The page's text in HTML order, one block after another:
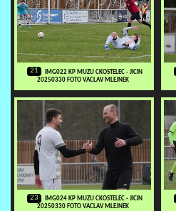
21
IMG022 KP MUZU CKOSTELEC - JICIN
20250330 FOTO VACLAV MLEJNEK
23
IMG024 KP MUZU CKOSTELEC - JICIN
20250330 FOTO VACLAV MLEJNEK